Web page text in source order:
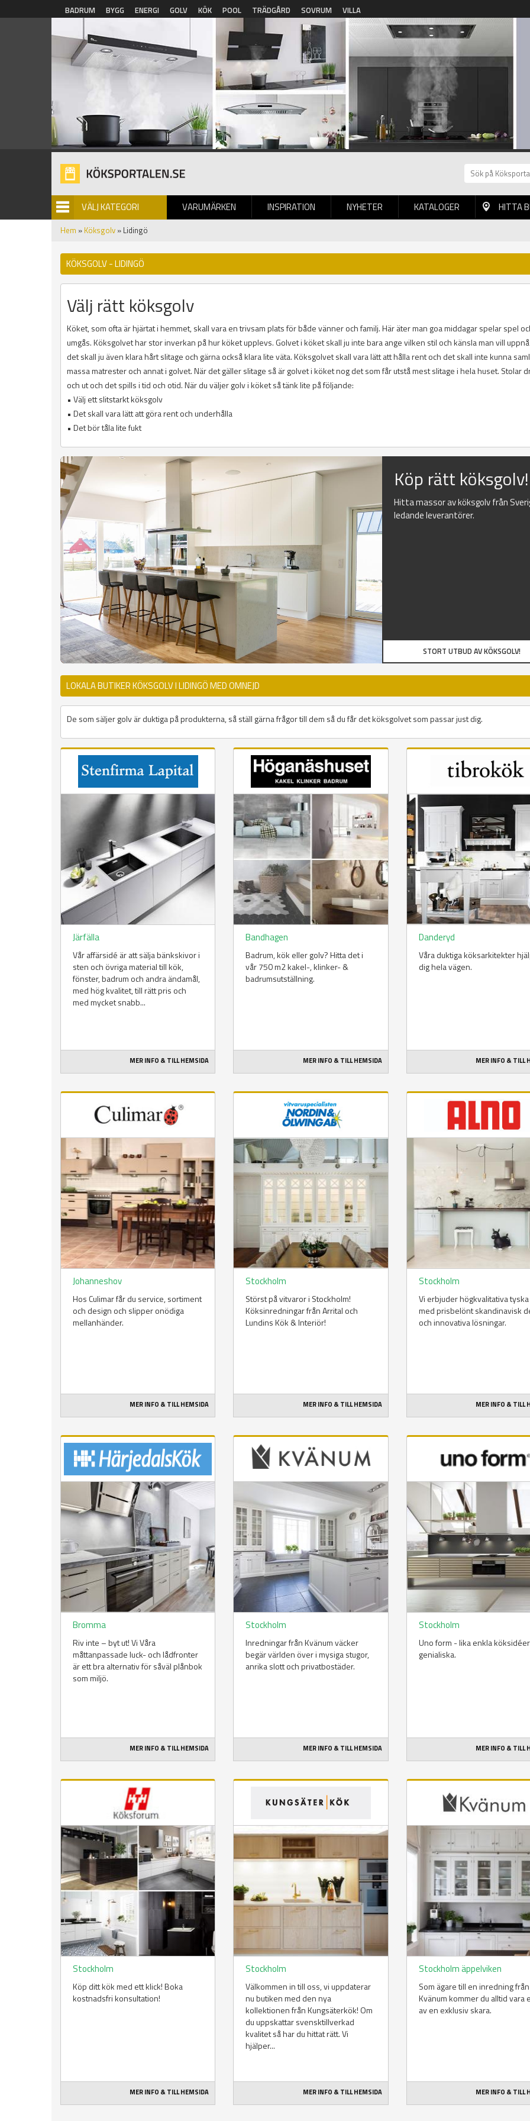
Hoppa till huvudinnehåll
BADRUM BYGG ENERGI GOLV KÖK POOL TRÄDGÅRD SOVRUM VILLA
VÄLJ KATEGORI VARUMÄRKEN INSPIRATION NYHETER
BILDGALLERI KATALOGER HITTA
Hem » Köksgolv » Lidingö
KÖKSGOLV - LIDINGÖ
Välj rätt köksgolv
Köket, som ofta är hjärtat i hemmet, skall vara en trivsam plats för både vänner och familj. Här äter man goa middagar spelar spel
umgås. Köksgolvet har stor inverkan på hur köket upplevs. Golvet i köket skall ju inte bara ange vilken stil och känsla man vill
det skall ju även klara hårt slitage och gärna också klara lite väta. Köksgolvet skall vara lätt att hålla rent och det skall inte kunna
massa matrester och annat i golvet. När det gäller slitage så är golvet i köket nog det som får utstå mest slitage i hela huset. Stolar
och ut och det spills i tid och otid. När du väljer golv i köket så tänk lite på följande:
• Välj ett slitstarkt köksgolv
• Det skall vara lätt att göra rent och underhålla
• Det bör tåla lite fukt
Köp rätt köksgolv!
Hitta massor av köksgolv från
ledande leverantörer.
STORT UTBUD AV KÖKSGOLV!
LOKALA BUTIKER KÖKSGOLV I LIDINGÖ MED OMNEJD
De som säljer golv är duktiga på produkterna, så ställ gärna frågor till dem så du får det köksgolvet som passar just dig.
Järfälla
Vår affärsidé är att sälja bänkskivor i
sten och övriga material till kök,
fönster, badrum och andra ändamål,
med hög kvalitet, till rätt pris och
med mycket snabb...
MER INFO & TILL HEMSIDA
Bandhagen
Badrum, kök eller golv? Hitta det i
vår 750 m2 kakel-, klinker- &
badrumsutställning.
MER INFO & TILL HEMSIDA
Danderyd
Våra duktiga köksarkitekter
dig hela vägen.
MER INFO & TILL
Johanneshov
Hos Culimar får du service, sortiment
och design och slipper onödiga
mellanhänder.
MER INFO & TILL HEMSIDA
Stockholm
Störst på vitvaror i Stockholm!
Köksinredningar från Arrital och
Lundins Kök & Interiör!
MER INFO & TILL HEMSIDA
Stockholm
Vi erbjuder högkvalitativa
med prisbelönt skandinavisk
och innovativa lösningar.
MER INFO & TILL
Bromma
Riv inte – byt ut! Vi Våra
måttanpassade luck- och lådfronter
är ett bra alternativ för såväl plånbok
som miljö.
MER INFO & TILL HEMSIDA
Stockholm
Inredningar från Kvänum väcker
begär världen över i mysiga stugor,
anrika slott och privatbostäder.
MER INFO & TILL HEMSIDA
Stockholm
Uno form - lika enkla
genialiska.
MER INFO & TILL
Stockholm
Köp ditt kök med ett klick! Boka
kostnadsfri konsultation!
MER INFO & TILL HEMSIDA
Stockholm
Välkommen in till oss, vi uppdaterar
nu butiken med den nya
kollektionen från Kungsäterkök! Om
du uppskattar svensktillverkad
kvalitet så har du hittat rätt. Vi
hjälper...
MER INFO & TILL HEMSIDA
Stockholm äppelviken
Som ägare till en inredning från
Kvänum kommer du alltid vara
av en exklusiv skara.
MER INFO & TILL